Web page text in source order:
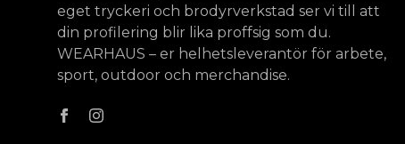
eget tryckeri och brodyrverkstad ser vi till att
din profilering blir lika proffsig som du.
WEARHAUS – er helhetsleverantör för arbete,
sport, outdoor och merchandise.